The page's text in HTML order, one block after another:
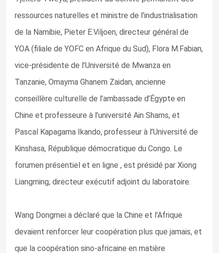
ressources naturelles et ministre de l’industrialisation
de la Namibie, Pieter E.Viljoen, directeur général de
YOA (filiale de YOFC en Afrique du Sud), Flora M.Fabian,
vice-présidente de l’Université de Mwanza en
Tanzanie, Omayma Ghanem Zaidan, ancienne
conseillère culturelle de l’ambassade d’Égypte en
Chine et professeure à l’université Ain Shams, et
Pascal Kapagama Ikando, professeur à l’Université de
Kinshasa, République démocratique du Congo. Le
forumen présentiel et en ligne , est présidé par Xiong
Liangming, directeur exécutif adjoint du laboratoire.
Wang Dongmei a déclaré que la Chine et l’Afrique
devaient renforcer leur coopération plus que jamais, et
que la coopération sino-africaine en matière